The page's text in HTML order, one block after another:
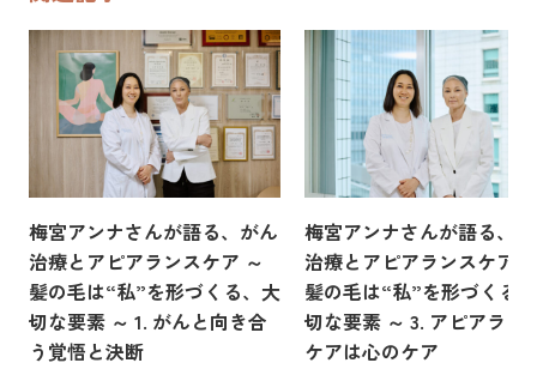
梅宮アンナさんが語る、がん
治療とアピアランスケア ～
髪の毛は“私”を形づくる、大
切な要素 ～ 1. がんと向き合
う覚悟と決断
梅宮アンナさんが語る、
治療とアピアランスケア
髪の毛は“私”を形づくる
切な要素 ～ 3. アピアラン
ケアは心のケア